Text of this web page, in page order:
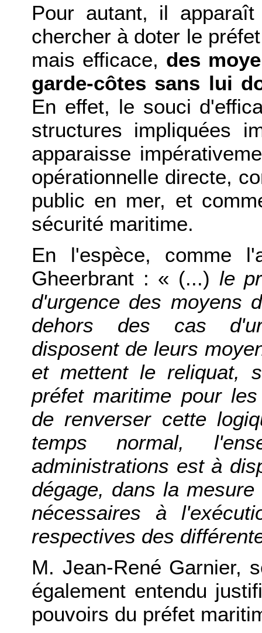
Pour autant, il apparaît
chercher à doter le
mais efficace, des
garde-côtes sans lui
En effet, le souci
structures impliquées
apparaisse
opérationnelle directe,
public en mer, et
sécurité maritime.
En l'espèce, comme
Gheerbrant : « (...) le
d'urgence des moyens
dehors des cas
disposent de leurs
et mettent le reliquat,
préfet maritime pour
de renverser cette
temps normal,
administrations est à
dégage, dans la
nécessaires à
respectives des
M. Jean-René Garnier,
également entendu
pouvoirs du préfet